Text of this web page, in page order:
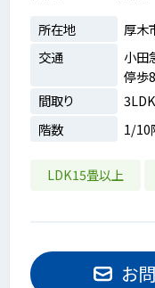
所在地
厚木
交通
小田
停歩
間取り
3LDK
階数
1/10
LDK15畳以上
お